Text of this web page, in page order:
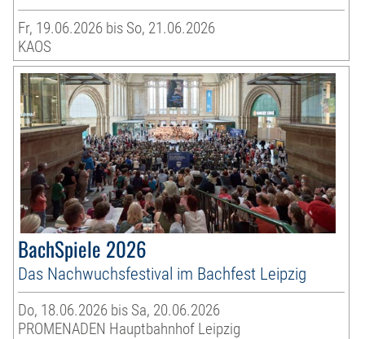
Fr, 19.06.2026 bis So, 21.06.2026
KAOS
BachSpiele 2026
Das Nachwuchsfestival im Bachfest Leipzig
Do, 18.06.2026 bis Sa, 20.06.2026
PROMENADEN Hauptbahnhof Leipzig